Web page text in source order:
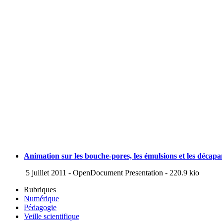
Animation sur les bouche-pores, les émulsions et les
5 juillet 2011 - OpenDocument Presentation - 220.9 kio
Rubriques
Numérique
Pédagogie
Veille scientifique